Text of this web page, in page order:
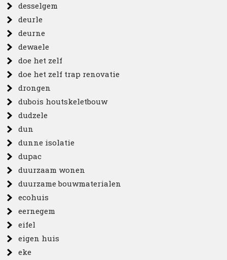
desselgem
deurle
deurne
dewaele
doe het zelf
doe het zelf trap renovatie
drongen
dubois houtskeletbouw
dudzele
dun
dunne isolatie
dupac
duurzaam wonen
duurzame bouwmaterialen
ecohuis
eernegem
eifel
eigen huis
eke